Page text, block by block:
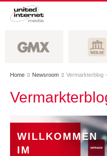
Home  Newsroom  Vermarkterblog
WILLKOMMEN
IM